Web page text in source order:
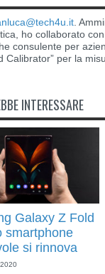
.
ho collaborato
consulente per
Calibrator” per la
INTERESSARE
Galaxy Z Fold
smartphone
si rinnova